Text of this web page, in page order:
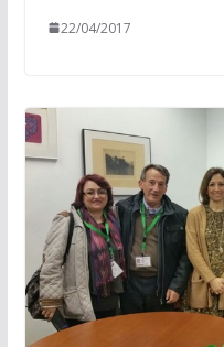
22/04/2017